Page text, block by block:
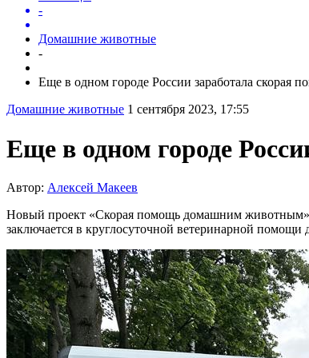
-
Домашние животные
-
Еще в одном городе России заработала скорая
Домашние животные 1 сентября 2023, 17:55
Еще в одном городе
Автор: Алексей Макеев
Новый проект «Скорая помощь домашним животным»
заключается в круглосуточной ветеринарной